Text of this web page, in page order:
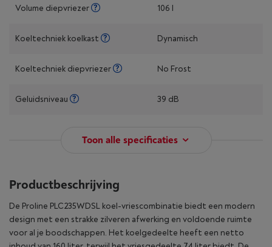
Volume diepvriezer 106 l
Koeltechniek koelkast Dynamisch
Koeltechniek diepvriezer No Frost
Geluidsniveau 39 dB
Toon alle specificaties
Productbeschrijving
De Proline PLC235WDSL koel-vriescombinatie biedt een modern
design met een strakke zilveren afwerking en voldoende ruimte
voor al je boodschappen. Het koelgedeelte heeft een netto